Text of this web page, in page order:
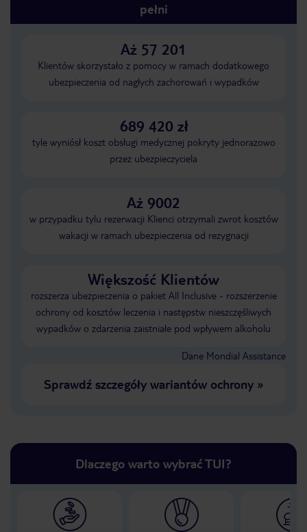
pełni
Aż 57 201
Klientów skorzystało z pomocy w ramach dodatkowego
ubezpieczenia od nagłych zachorowań i wypadków
689 420 zł
tyle wyniósł koszt obsługi medycznej pokryty jednorazowo
przez ubezpieczyciela
Aż 9002
w przypadku tylu rezerwacji Klienci otrzymali zwrot kosztów
wakacji w ramach ubezpieczenia od rezygnacji
Większość Klientów
rozszerza ubezpieczenia o pakiet All Inclusive - rozszerzenie
ochrony od kosztów leczenia i następstw nieszczęśliwych
wypadków o zdarzenia zaistniałe pod wpływem alkoholu
Dane Mondial Assistance
Sprawdź szczegóły wariantów ochrony»
Dlaczego warto wybrać TUI?